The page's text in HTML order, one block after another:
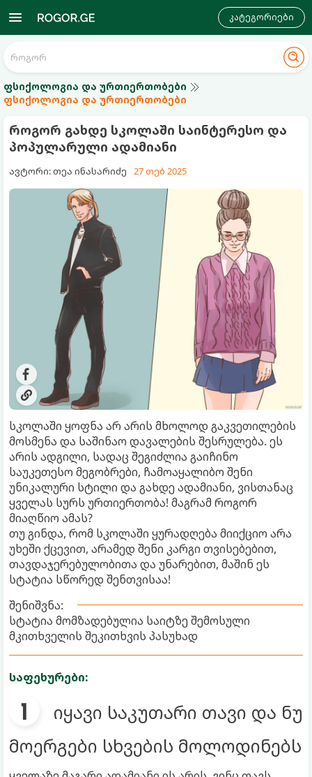
კატეგორიები
ფსიქოლოგია და ურთიერთობები
ფსიქოლოგია და ურთიერთობები
როგორ გახდე სკოლაში საინტერესო და
პოპულარული ადამიანი
ავტორი: თეა ინასარიძე 27 თებ 2025
სკოლაში ყოფნა არ არის მხოლოდ გაკვეთილების
მოსმენა და საშინაო დავალების შესრულება. ეს
არის ადგილი, სადაც შეგიძლია გაიჩინო
საუკეთესო მეგობრები, ჩამოაყალიბო შენი
უნიკალური სტილი და გახდე ადამიანი, ვისთანაც
ყველას სურს ურთიერთობა! მაგრამ როგორ
მიაღწიო ამას?
თუ გინდა, რომ სკოლაში ყურადღება მიიქციო არა
უხეში ქცევით, არამედ შენი კარგი თვისებებით,
თავდაჯერებულობითა და უნარებით, მაშინ ეს
სტატია სწორედ შენთვისაა!
შენიშვნა:
სტატია მომზადებულია საიტზე შემოსული
მკითხველის შეკითხვის პასუხად
საფეხურები:
იყავი საკუთარი თავი და ნუ
მოერგები სხვების მოლოდინებს